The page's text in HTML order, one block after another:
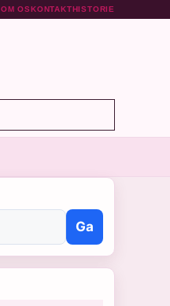
OM OSKONTAKTHISTORIE
Ga